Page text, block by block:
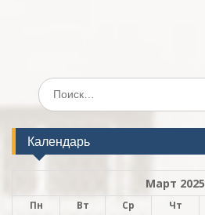
Поиск
по:
Календарь
Март 2025
Пн Вт Ср Чт